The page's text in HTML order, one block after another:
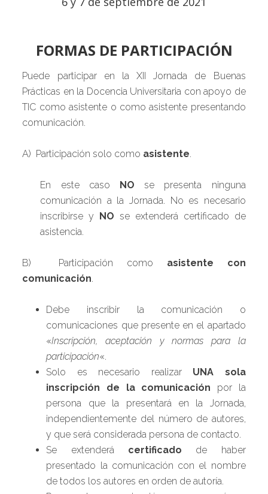
FORMAS DE PARTICIPACIÓN
Puede participar en la XII Jornada de Buenas
Prácticas en la Docencia Universitaria con apoyo de
TIC como asistente o como asistente presentando
comunicación.
A) Participación solo como asistente.
En este caso NO se presenta ninguna
comunicación a la Jornada. No es necesario
inscribirse y NO se extenderá certificado de
asistencia.
B) Participación como asistente con
comunicación.
Debe inscribir la comunicación o
comunicaciones que presente en el apartado
«Inscripción, aceptación y normas para la
participación«.
Solo es necesario realizar UNA sola
inscripción de la comunicación por la
persona que la presentará en la Jornada,
independientemente del número de autores,
y que será considerada persona de contacto.
Se extenderá certificado de haber
presentado la comunicación con el nombre
de todos los autores en orden de autoría.